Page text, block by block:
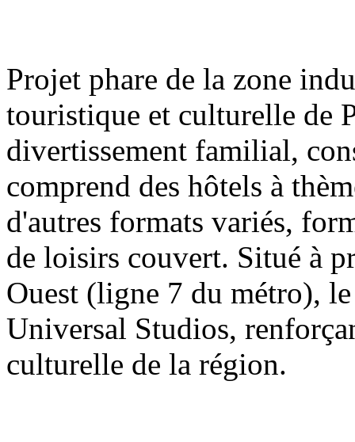
Projet phare de la zone
touristique et culturelle de
divertissement familial,
comprend des hôtels à
d'autres formats variés,
de loisirs couvert. Situé à
Ouest (ligne 7 du métro),
Universal Studios,
culturelle de la région.